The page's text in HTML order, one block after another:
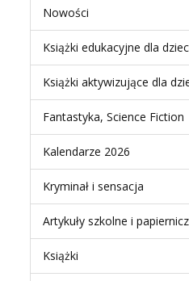
Nowości
Książki edukacyjne dla
Książki aktywizujące dla
Fantastyka, Science Fiction
Kalendarze 2026
Kryminał i sensacja
Artykuły szkolne i
Książki
NEW PRODUCTS